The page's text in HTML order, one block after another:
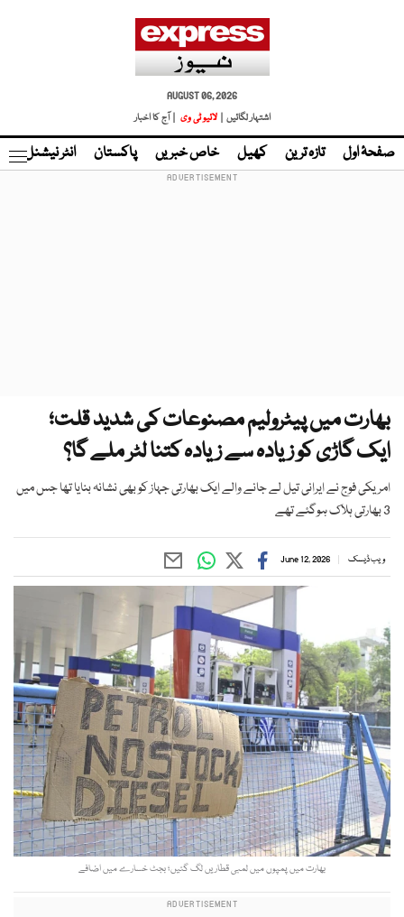
AUGUST 06, 2026
اشتہار لگائیں |
لائیو ٹی وی | آج کا اخبار
صفحۂ اول تازہ ترین کھیل خاص خبریں پاکستان انٹر نیشنل
بھارت میں پیٹرولیم مصنوعات کی شدید قلت؛
ایک گاڑی کو زیادہ سے زیادہ کتنا لٹر ملے گا؟
امریکی فوج نے ایرانی تیل لے جانے والے ایک بھارتی جہاز کو بھی نشانہ بنایا تھا جس میں
3 بھارتی ہلاک ہوگئے تھے
ویب ڈیسک June 12, 2026
بھارت میں پمپوں میں لمبی قطاریں لگ گئیں؛ بجٹ خسارے میں اضافے